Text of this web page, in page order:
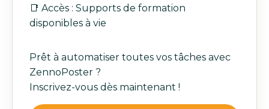
📑 Accès : Supports de formation
disponibles à vie
Prêt à automatiser toutes vos tâches avec
ZennoPoster ?
Inscrivez-vous dès maintenant !